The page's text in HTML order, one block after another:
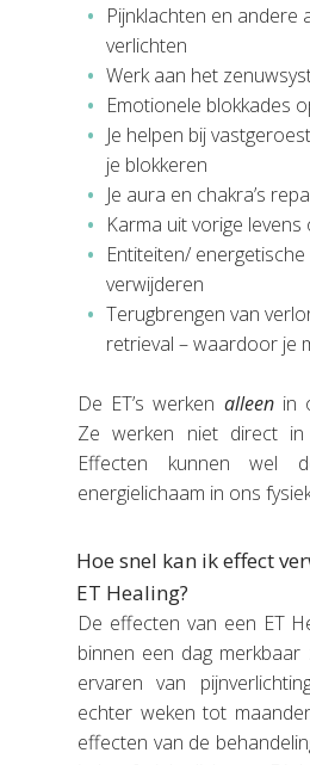
Pijnklachten en andere
verlichten
Werk aan het
Emotionele blokkades
Je helpen bij
je blokkeren
Je aura en chakra’s
Karma uit vorige levens
Entiteiten/
verwijderen
Terugbrengen van
retrieval – waardoor je
De ET’s werken alleenin
Ze werken niet direct in
Effecten kunnen wel
energielichaam in ons
Hoe snel kan ik effect
ET Healing?
De effecten van een ET
binnen een dag
ervaren van
echter weken tot
effecten van de